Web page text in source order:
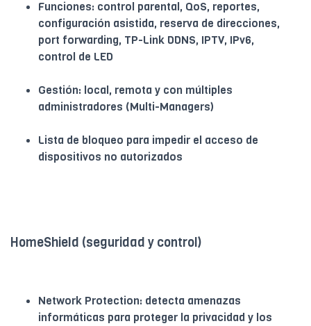
Funciones: control parental, QoS, reportes,
configuración asistida, reserva de direcciones,
port forwarding, TP-Link DDNS, IPTV, IPv6,
control de LED
Gestión: local, remota y con múltiples
administradores (Multi-Managers)
Lista de bloqueo para impedir el acceso de
dispositivos no autorizados
HomeShield (seguridad y control)
Network Protection: detecta amenazas
informáticas para proteger la privacidad y los